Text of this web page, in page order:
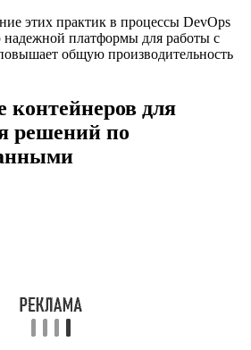
этих практик в процессы DevOps
надежной платформы для работы с
общую производительность
контейнеров для
решений по